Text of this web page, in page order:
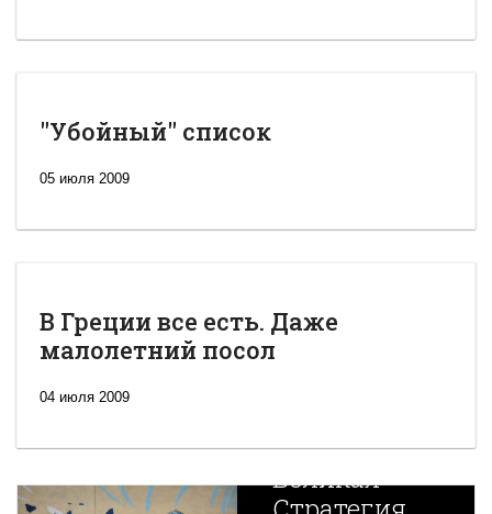
"Убойный" список
05 июля 2009
В Греции все есть. Даже
малолетний посол
04 июля 2009
Новая
Великая